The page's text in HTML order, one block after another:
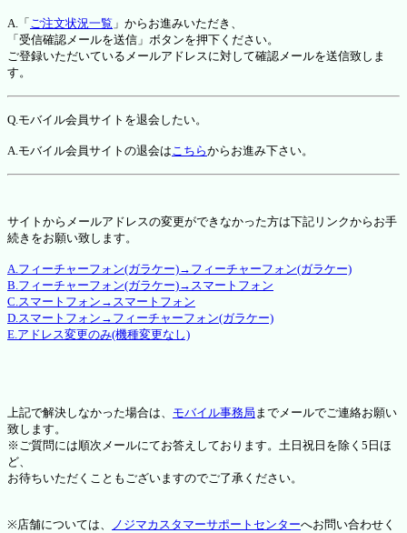
A.「 ご注文状況一覧 」からお進みいただき、
「受信確認メールを送信」ボタンを押下ください。
ご登録いただいているメールアドレスに対して確認メールを送信致しま
す。
Q.モバイル会員サイトを退会したい。
A.モバイル会員サイトの退会はこちらからお進み下さい。
サイトからメールアドレスの変更ができなかった方は下記リンクからお手
続きをお願い致します。
A.フィーチャーフォン(ガラケー)→フィーチャーフォン(ガラケー)
B.フィーチャーフォン(ガラケー)→スマートフォン
C.スマートフォン→スマートフォン
D.スマートフォン→フィーチャーフォン(ガラケー)
E.アドレス変更のみ(機種変更なし)
上記で解決しなかった場合は、 モバイル事務局 までメールでご連絡お願い
致します。
※ご質問には順次メールにてお答えしております。土日祝日を除く5日ほ
ど、
お待ちいただくこともございますのでご了承ください。
※店舗については、 ノジマカスタマーサポートセンターへお問い合わせく